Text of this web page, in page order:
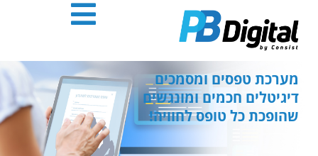
אנטר
מערכת טפסים ומסמכים
דיגיטלים חכמים ומונגשים
שהופכת כל טופס לחוויה!